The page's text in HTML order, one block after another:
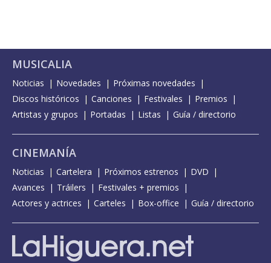
MUSICALIA
Noticias Novedades
Próximas novedades
Discos históricos
Canciones Festivales
Premios
Artistas y grupos
Portadas Listas Guía / directorio
CINEMANÍA
Noticias Cartelera Próximos estrenos
DVD
Avances
Tráilers
Festivales + premios
Actores y actrices
Carteles Box-office Guía / directorio